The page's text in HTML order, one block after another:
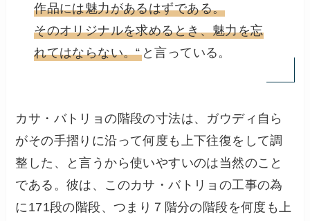
作品には魅力があるはずである。
そのオリジナルを求めるとき、魅力を忘
れてはならない。“と言っている。
カサ・バトリョの階段の寸法は、ガウディ自ら
がその手摺りに沿って何度も上下往復をして調
整した、と言うから使いやすいのは当然のこと
である。彼は、このカサ・バトリョの工事の為
に171段の階段、つまり７階分の階段を何度も上